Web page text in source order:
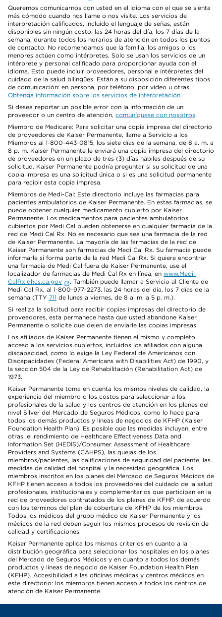
Queremos comunicarnos con usted en el idioma con el que se sienta
más cómodo cuando nos llame o nos visite. Los servicios de
interpretación calificados, incluido el lenguaje de señas, están
disponibles sin ningún costo, las 24 horas del día, los 7 días de la
semana, durante todos los horarios de atención en todos los puntos
de contacto. No recomendamos que la familia, los amigos o los
menores actúen como intérpretes. Solo se usan los servicios de un
intérprete y personal calificado para proporcionar ayuda con el
idioma. Esto puede incluir proveedores, personal e intérpretes del
cuidado de la salud bilingües. Están a su disposición diferentes tipos
de comunicación: en persona, por teléfono, por video u otras.
Obtenga información sobre los servicios de interpretación.
Si desea reportar un posible error con la información de un
proveedor o un centro de atención, comuníquese con nosotros.
Miembro de Medicare: Para solicitar una copia impresa del directorio
de proveedores de Kaiser Permanente, llame a Servicio a los
Miembros al 1-800-443-0815, los siete días de la semana, de 8 a. m. a
8 p. m. Kaiser Permanente le enviará una copia impresa del directorio
de proveedores en un plazo de tres (3) días hábiles después de su
solicitud. Kaiser Permanente podría preguntar si su solicitud de una
copia impresa es una solicitud única o si es una solicitud permanente
para recibir esta copia impresa.
Miembros de Medi-Cal: Este directorio incluye las farmacias para
pacientes ambulatorios de Kaiser Permanente. En estas farmacias, se
puede obtener cualquier medicamento cubierto por Kaiser
Permanente. Los medicamentos para pacientes ambulatorios
cubiertos por Medi Cal pueden obtenerse en cualquier farmacia de la
red de Medi Cal Rx. No es necesario que sea una farmacia de la red
de Kaiser Permanente. La mayoría de las farmacias de la red de
Kaiser Permanente son farmacias de Medi Cal Rx. Su farmacia puede
informarle si forma parte de la red Medi Cal Rx. Si quiere encontrar
una farmacia de Medi Cal fuera de Kaiser Permanente, use el
localizador de farmacias de Medi Cal Rx en línea, en www.Medi-
CalRx.dhcs.ca.gov
. También puede llamar a Servicio al Cliente de
Medi Cal Rx, al 1-800-977-2273, las 24 horas del día, los 7 días de la
semana (TTY 711 de lunes a viernes, de 8 a. m. a 5 p. m.).
Si realiza la solicitud para recibir copias impresas del directorio de
proveedores, esta permanece hasta que usted abandone Kaiser
Permanente o solicite que dejen de enviarle las copias impresas.
Los afiliados de Kaiser Permanente tienen el mismo y completo
acceso a los servicios cubiertos, incluidos los afiliados con alguna
discapacidad, como lo exige la Ley Federal de Americanos con
Discapacidades (Federal Americans with Disabilities Act) de 1990, y
la sección 504 de la Ley de Rehabilitación (Rehabilitation Act) de
1973.
Kaiser Permanente toma en cuenta los mismos niveles de calidad, la
experiencia del miembro o los costos para seleccionar a los
profesionales de la salud y los centros de atención en los planes del
nivel Silver del Mercado de Seguros Médicos, como lo hace para
todos los demás productos y líneas de negocios de KFHP (Kaiser
Foundation Health Plan). Es posible que las medidas incluyan, entre
otras, el rendimiento de Healthcare Effectiveness Data and
Information Set (HEDIS)/Consumer Assessment of Healthcare
Providers and Systems (CAHPS), las quejas de los
miembros/pacientes, las calificaciones de seguridad del paciente, las
medidas de calidad del hospital y la necesidad geográfica. Los
miembros inscritos en los planes del Mercado de Seguros Médicos de
KFHP tienen acceso a todos los proveedores del cuidado de la salud
profesionales, institucionales y complementarios que participan en la
red de proveedores contratados de los planes de KFHP, de acuerdo
con los términos del plan de cobertura de KFHP de los miembros.
Todos los médicos del grupo médico de Kaiser Permanente y los
médicos de la red deben seguir los mismos procesos de revisión de
calidad y certificaciones.
Kaiser Permanente aplica los mismos criterios en cuanto a la
distribución geográfica para seleccionar los hospitales en los planes
del Mercado de Seguros Médicos y en cuanto a todos los demás
productos y líneas de negocio de Kaiser Foundation Health Plan
(KFHP). Accesibilidad a las oficinas médicas y centros médicos en
este directorio: los miembros tienen acceso a todos los centros de
atención de Kaiser Permanente.